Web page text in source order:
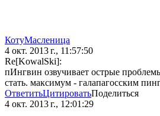
КотуМасленица
4 окт. 2013 г., 11:57:50
Re[KowalSki]:
пИнгвин озвучивает острые
стать. максимум - галапагосским
ОтветитьЦитироватьПоделиться
4 окт. 2013 г., 12:01:29